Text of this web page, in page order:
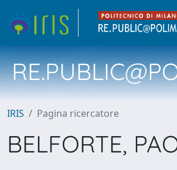
IRIS Pagina ricercatore
BELFORTE,